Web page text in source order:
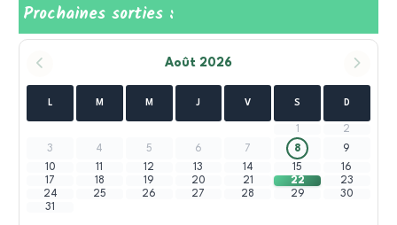
Prochaines sorties :
Août 2026
L M M J V S D
1
2
3
4 5 6 7 8
9
10
11 12 13 14 15
16
17
18 19 20 21 22
23
24
25 26 27 28 29
30
31